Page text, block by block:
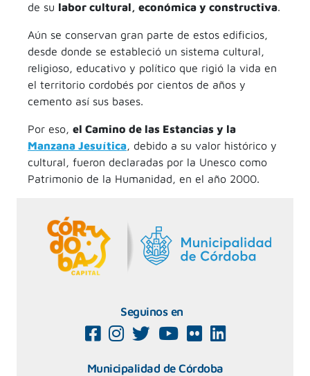
de su labor cultural, económica y constructiva.
Aún se conservan gran parte de estos edificios,
desde donde se estableció un sistema cultural,
religioso, educativo y político que rigió la vida en
el territorio cordobés por cientos de años y
cemento así sus bases.
Por eso, el Camino de las Estancias y la
Manzana Jesuítica, debido a su valor histórico y
cultural, fueron declaradas por la Unesco como
Patrimonio de la Humanidad, en el año 2000.
Seguinos en
Municipalidad de Córdoba